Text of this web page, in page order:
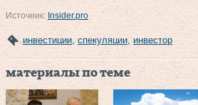
Источник: Insider.pro
инвестиции спекуляции инвестор
материалы по теме